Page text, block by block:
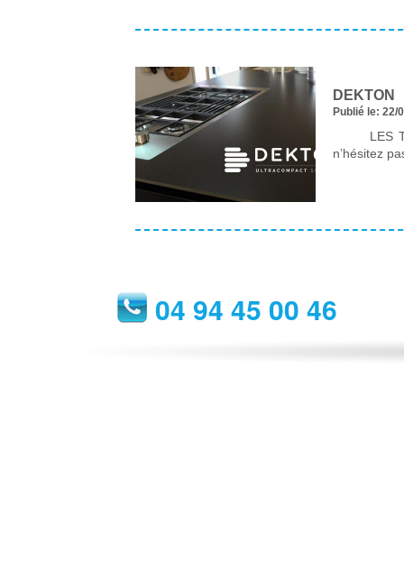
DEKTON
Publié le: 22/
LES
n’hésitez
04 94 45 00 46